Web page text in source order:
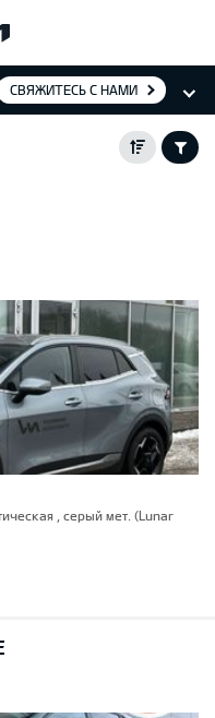
СВЯЖИТЕСЬ С НАМИ
, серый мет. (Lunar